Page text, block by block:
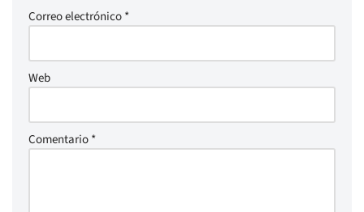
Correo electrónico*
Web
Comentario*